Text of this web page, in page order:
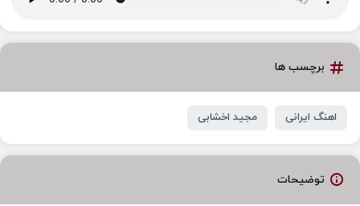
برچسب ها
اهنگ ایرانی مجید اخشابی
توضیحات